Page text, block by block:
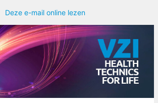
Deze e-mail online lezen